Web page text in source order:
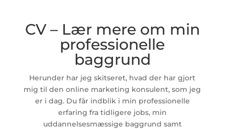
CV – Lær mere om min
professionelle
baggrund
Herunder har jeg skitseret, hvad der har gjort
mig til den online marketing konsulent, som jeg
er i dag. Du får indblik i min professionelle
erfaring fra tidligere jobs, min
uddannelsesmæssige baggrund samt